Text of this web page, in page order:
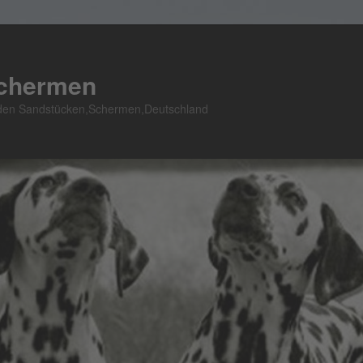
Sandstücken,Schermen,Deutschland